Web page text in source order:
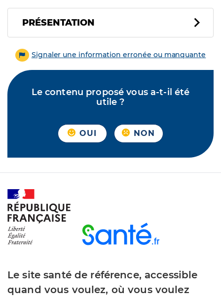
PRÉSENTATION
Signaler une information erronée ou manquante
Le contenu proposé vous a-t-il été
utile ?
OUI NON
Le site santé de référence, accessible
quand vous voulez, où vous voulez